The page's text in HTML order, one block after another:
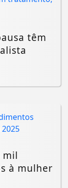
têm
mil
à mulher